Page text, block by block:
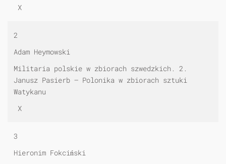
X
2
Adam Heymowski
Militaria polskie w zbiorach szwedzkich. 2.
Janusz Pasierb — Polonika w zbiorach sztuki
Watykanu
X
3
Hieronim Fokciński